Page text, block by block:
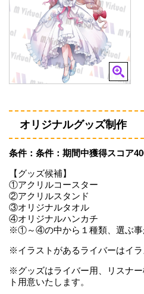
オリジナルグッズ制作
条件：条件：期間中獲得スコア
【グッズ候補】
①アクリルコースター
②アクリルスタンド
③オリジナルタオル
④オリジナルハンカチ
※①～④の中から１種類、選ぶ事
※イラストがあるライバーはイ
※グッズはライバー用、リスナ
ト用意いたします。